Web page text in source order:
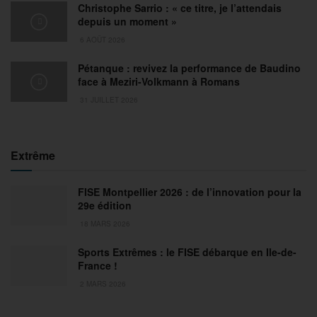
Christophe Sarrio : « ce titre, je l’attendais
depuis un moment »
Pétanque : revivez la performance de Baudino
face à Meziri-Volkmann à Romans
Extrême
FISE Montpellier 2026 : de l’innovation pour la
29e édition
Sports Extrêmes : le FISE débarque en Ile-de-
France !